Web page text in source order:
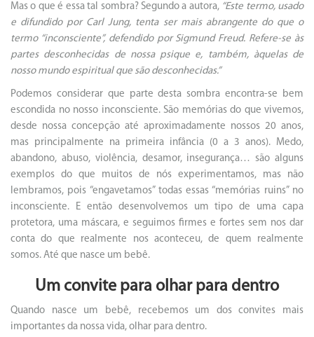
Mas o que é essa tal sombra? Segundo a autora, “Este termo, usado
e difundido por Carl Jung, tenta ser mais abrangente do que o
termo “inconsciente”, defendido por Sigmund Freud. Refere-se às
partes desconhecidas de nossa psique e, também, àquelas de
nosso mundo espiritual que são desconhecidas.”
Podemos considerar que parte desta sombra encontra-se bem
escondida no nosso inconsciente. São memórias do que vivemos,
desde nossa concepção até aproximadamente nossos 20 anos,
mas principalmente na primeira infância (0 a 3 anos). Medo,
abandono, abuso, violência, desamor, insegurança… são alguns
exemplos do que muitos de nós experimentamos, mas não
lembramos, pois “engavetamos” todas essas “memórias ruins” no
inconsciente. E então desenvolvemos um tipo de uma capa
protetora, uma máscara, e seguimos firmes e fortes sem nos dar
conta do que realmente nos aconteceu, de quem realmente
somos. Até que nasce um bebê.
Um convite para olhar para dentro
Quando nasce um bebê, recebemos um dos convites mais
importantes da nossa vida, olhar para dentro.